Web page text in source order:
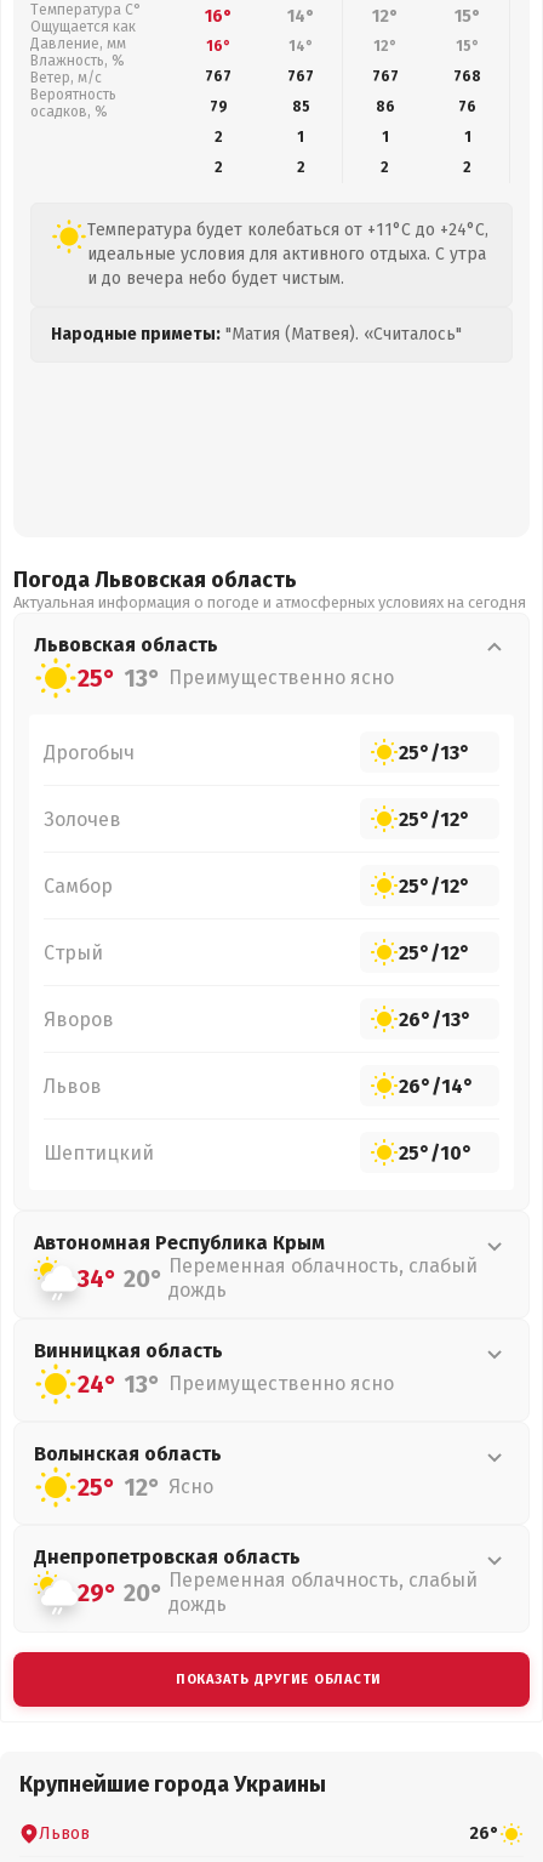
Температура С°
Ощущается как
Давление, мм
Влажность, %
Ветер, м/с
Вероятность
осадков, %
16° 14° 12° 15°
16° 14° 12° 15°
767
767 767 768
79
85 86 76
2
1 1
1
2
2 2 2
Температура будет колебаться от +11°C до +24°C,
идеальные условия для активного отдыха. С утра
и до вечера небо будет чистым.
Народные приметы: "Матия (Матвея). «Считалось"
Погода Львовская область
Актуальная информация о погоде и атмосферных условиях на сегодня
Львовская область
25° 13° Преимущественно ясно
Дрогобыч 25°/13°
Золочев 25°/12°
Самбор 25°/12°
Стрый 25°/12°
Яворов 26°/13°
Львов 26°/14°
Шептицкий 25°/10°
Автономная Республика Крым
34° 20° Переменная облачность, слабый
дождь
Винницкая область
24° 13° Преимущественно ясно
Волынская область
25° 12° Ясно
Днепропетровская область
29° 20° Переменная облачность, слабый
дождь
ПОКАЗАТЬ ДРУГИЕ ОБЛАСТИ
Крупнейшие города Украины
Львов 26°